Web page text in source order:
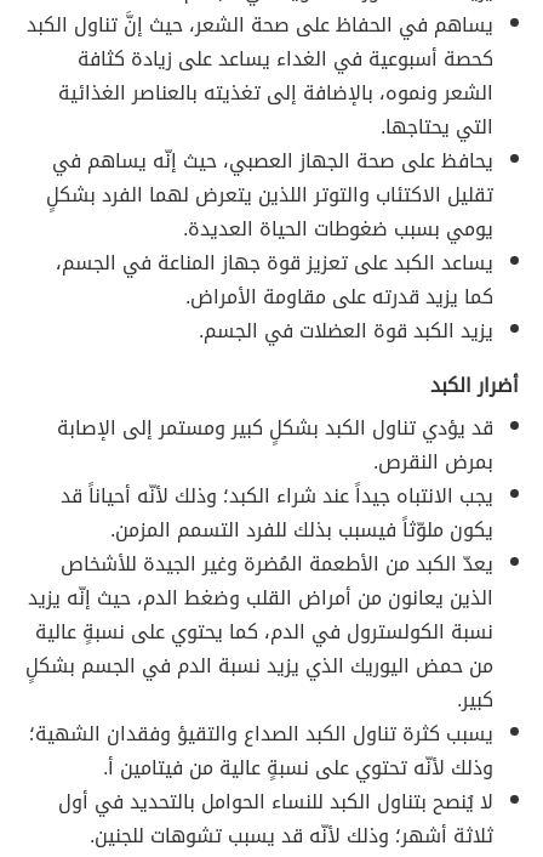
يساهم في الحفاظ على صحة الشعر، حيث إنَّ تناول الكبد
كحصة أسبوعية في الغداء يساعد على زيادة كثافة
الشعر ونموه، بالإضافة إلى تغذيته بالعناصر الغذائية
التي يحتاجها.
يحافظ على صحة الجهاز العصبي، حيث إنّه يساهم في
تقليل الاكتئاب والتوتر اللذين يتعرض لهما الفرد بشكلٍ
يومي بسبب ضغوطات الحياة العديدة.
يساعد الكبد على تعزيز قوة جهاز المناعة في الجسم،
كما يزيد قدرته على مقاومة الأمراض.
يزيد الكبد قوة العضلات في الجسم.
أضرار الكبد
قد يؤدي تناول الكبد بشكلٍ كبير ومستمر إلى الإصابة
بمرض النقرص.
يجب الانتباه جيداً عند شراء الكبد؛ وذلك لأنّه أحياناً قد
يكون ملوّثاً فيسبب بذلك للفرد التسمم المزمن.
يعدّ الكبد من الأطعمة المُضرة وغير الجيدة للأشخاص
الذين يعانون من أمراض القلب وضغط الدم، حيث إنّه يزيد
نسبة الكولسترول في الدم، كما يحتوي على نسبةٍ عالية
من حمض اليوريك الذي يزيد نسبة الدم في الجسم بشكلٍ
كبير.
يسبب كثرة تناول الكبد الصداع والتقيؤ وفقدان الشهية؛
وذلك لأنّه تحتوي على نسبةٍ عالية من فيتامين أ.
لا يُنصح بتناول الكبد للنساء الحوامل بالتحديد في أول
ثلاثة أشهر؛ وذلك لأنّه قد يسبب تشوهات للجنين.